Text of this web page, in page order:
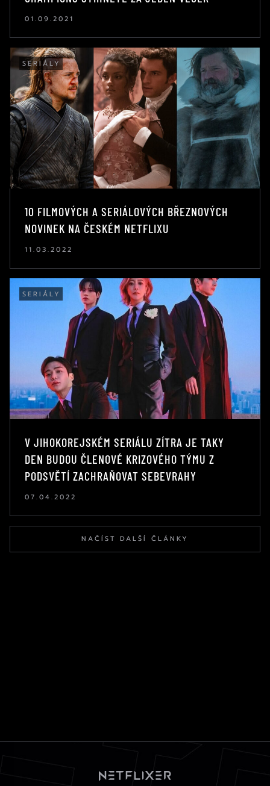
01.09.2021
SERIÁLY
10 FILMOVÝCH A SERIÁLOVÝCH BŘEZNOVÝCH
NOVINEK NA ČESKÉM NETFLIXU
11.03.2022
SERIÁLY
V JIHOKOREJSKÉM SERIÁLU ZÍTRA JE TAKY
DEN BUDOU ČLENOVÉ KRIZOVÉHO TÝMU Z
PODSVĚTÍ ZACHRAŇOVAT SEBEVRAHY
07.04.2022
NAČÍST DALŠÍ ČLÁNKY